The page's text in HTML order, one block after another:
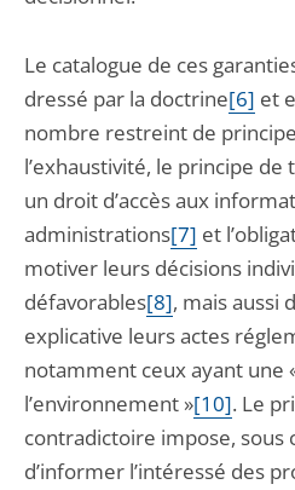
Le catalogue de ces
dressé par la doctrine[6] et
nombre restreint de
l’exhaustivité, le principe
un droit d’accès aux
administrations[7] et
motiver leurs décisions
défavorables[8], mais aussi
explicative leurs actes
notamment ceux ayant une
l’environnement »[10]. Le
contradictoire impose, sous
d’informer l’intéressé des